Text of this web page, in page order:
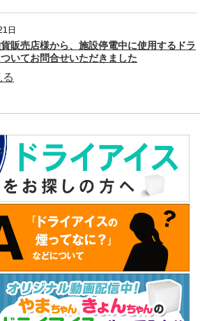
日
販売店様から、施設停電中に使用するドラ
いてお問合せいただきました